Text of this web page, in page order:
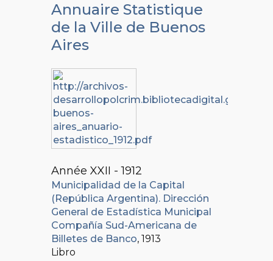
Annuaire Statistique
de la Ville de Buenos
Aires
Année XXII - 1912
Municipalidad de la Capital
(República Argentina). Dirección
General de Estadística Municipal
Compañía Sud-Americana de
Billetes de Banco, 1913
Libro